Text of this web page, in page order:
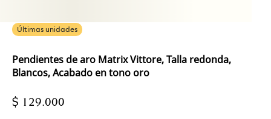
Últimas unidades
Pendientes de aro Matrix Vittore, Talla redonda,
Blancos, Acabado en tono oro
$ 129.000